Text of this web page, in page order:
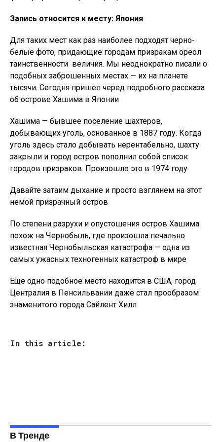
Запись относится к месту: Япония
Для таких мест как раз наиболее подходят черно-
белые фото, придающие городам призракам ореол
таинственности величия. Мы неоднократно писали о
подобных заброшенных местах — их на планете
тысячи. Сегодня пришел черед подробного рассказа
об острове Хашима в Японии
Хашима — бывшее поселение шахтеров,
добывающих уголь, основанное в 1887 году. Когда
уголь здесь стало добывать нерентабельно, шахту
закрыли и город остров пополнил собой список
городов призраков. Произошло это в 1974 году
Давайте затаим дыхание и просто взглянем на этот
немой призрачный остров
По степени разрухи и опустошения остров Хашима
похож на Чернобыль, где произошла печально
известная Чернобыльская катастрофа — одна из
самых ужасных техногенных катастроф в мире
Еще одно подобное место находится в США, город
Централия в Пенсильвании даже стал прообразом
знаменитого города Сайлент Хилл
In this article:
В Тренде